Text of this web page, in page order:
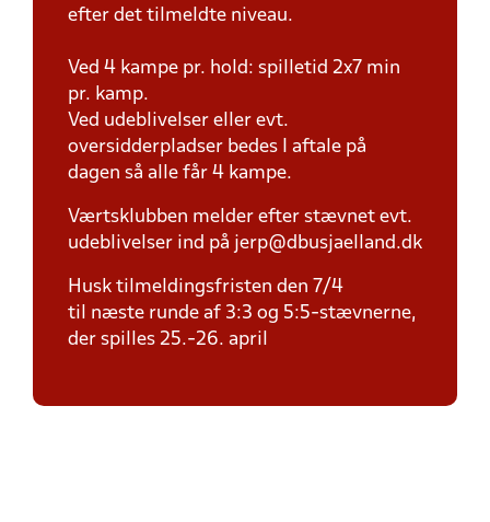
efter det tilmeldte niveau.
Ved 4 kampe pr. hold: spilletid 2x7 min
pr. kamp.
Ved udeblivelser eller evt.
oversidderpladser bedes I aftale på
dagen så alle får 4 kampe.
Værtsklubben melder efter stævnet evt.
udeblivelser ind på jerp@dbusjaelland.dk
Husk tilmeldingsfristen den 7/4
til næste runde af 3:3 og 5:5-stævnerne,
der spilles 25.-26. april